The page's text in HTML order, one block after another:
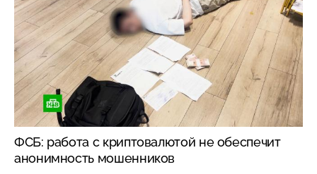
ФСБ: работа с криптовалютой не обеспечит
анонимность мошенников